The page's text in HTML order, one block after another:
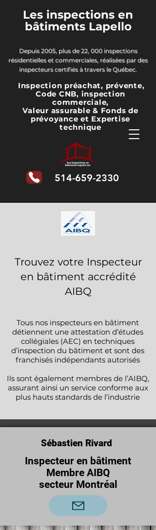
Les inspections en
bâtiments Lapello
Depuis 2005, plus de 22, 000 inspections
résidentielles et commerciales, réalisées par des
inspecteurs certifiés à travers le Québec.
Inspection préachat, prévente,
Code CNB, inspection
commerciale,
Valeur assurable & Fonds de
prévoyanceet Expertise
technique
514-659-2330
Trouvez votre Inspecteur
en bâtiment accrédité
AIBQ
Tous nos inspecteurs en bâtiment
détiennent une attestation d’études
collégiales (AEC) en techniques
d’inspection du bâtiment et sont des
franchisés indépendants autorisés
Ils sont également membres de l’AIBQ,
assurant ainsi un service conforme aux
plus hauts standards de l’industrie
Sébastien Rivard
Inspecteur en bâtiment
Membre AIBQ
secteur Montréal